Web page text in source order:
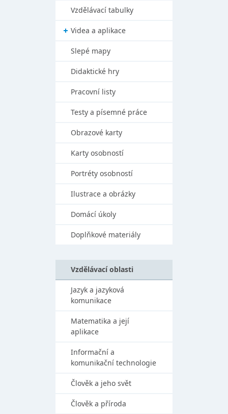
Vzdělávací tabulky
Videa a aplikace
Slepé mapy
Didaktické hry
Pracovní listy
Testy a písemné práce
Obrazové karty
Karty osobností
Portréty osobností
Ilustrace a obrázky
Domácí úkoly
Doplňkové materiály
Vzdělávací oblasti
Jazyk a jazyková
komunikace
Matematika a její
aplikace
Informační a
komunikační technologie
Člověk a jeho svět
Člověk a příroda